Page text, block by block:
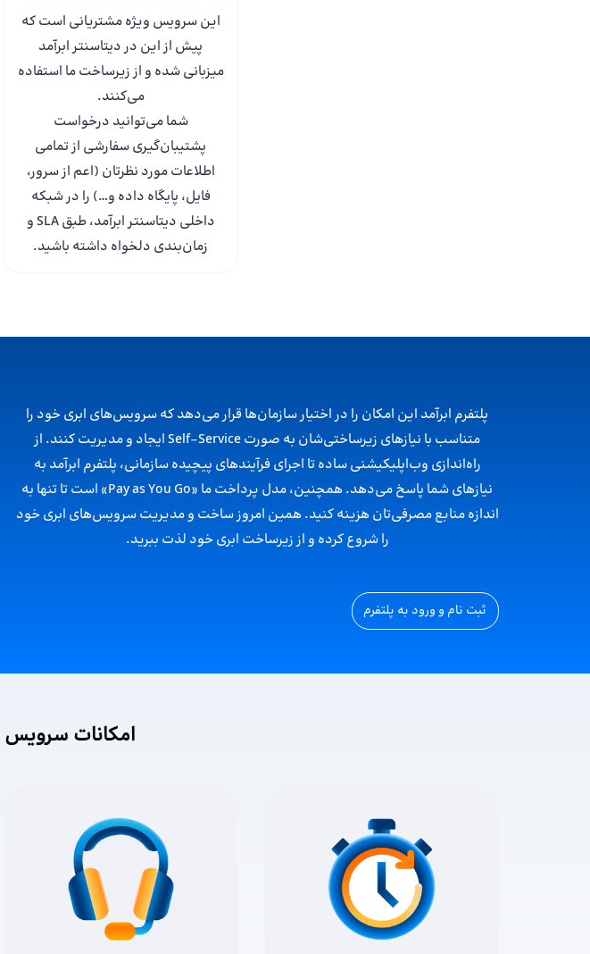
این سرویس ویژه مشتریانی است که
پیش از این در دیتاسنتر ابرآمد
میزبانی شده و از زیرساخت ما استفاده
می‌کنند.
شما می‌توانید درخواست
پشتیبان‌گیری سفارشی از تمامی
اطلاعات مورد نظرتان (اعم از سرور،
فایل، پایگاه داده و…) را در شبکه
داخلی دیتاسنتر ابرآمد، طبق SLA و
زمان‌بندی دلخواه داشته باشید.
پلتفرم ابرآمد این امکان را در اختیار سازمان‌ها قرار می‌دهد که سرویس‌های ابری‌ خود را
متناسب با نیازهای زیرساختی‌‌شان به صورت Self-Service ایجاد و مدیریت کنند. از
راه‌اندازی وب‌اپلیکیشنی ساده تا اجرای فرآیندهای پیچیده‌ سازمانی، پلتفرم ابرآمد به
نیازهای شما پاسخ می‌دهد. همچنین، مدل پرداخت ما «Pay as You Go» است تا تنها به
اندازه منابع مصرفی‌تان هزینه کنید. همین امروز ساخت و مدیریت سرویس‌های ابری خود
را شروع کرده و از زیرساخت ابری خود لذت ببرید.
ثبت نام و ورود به پلتفرم
امکانات سرویس